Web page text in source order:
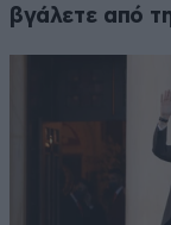
βγάλετε από